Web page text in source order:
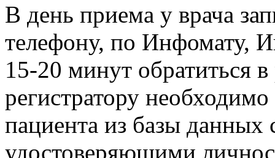
В день приема у врача
телефону, по Инфомату,
15-20 минут обратиться
регистратору
пациента из базы данных
удостоверяющими